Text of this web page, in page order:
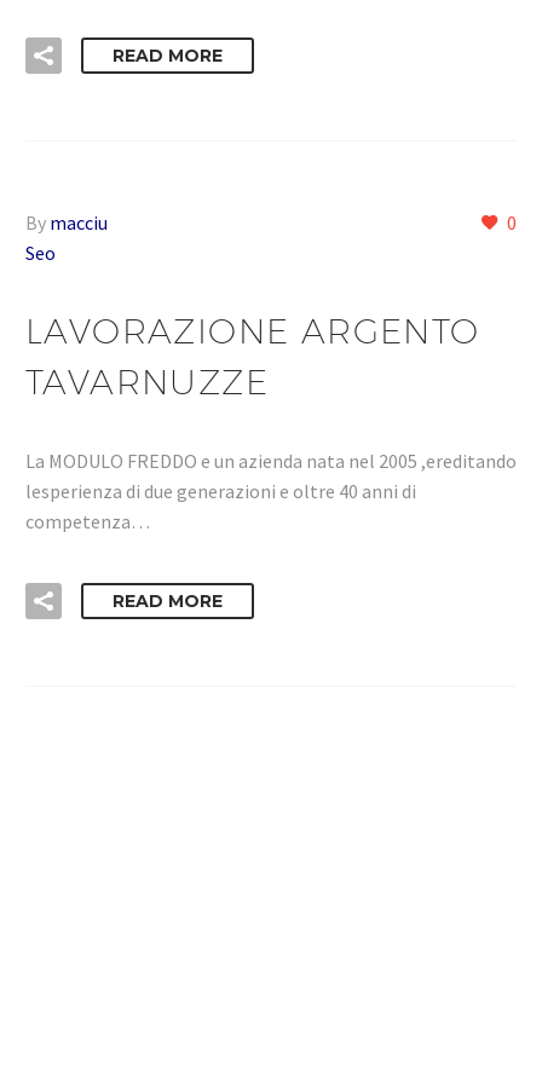
READ MORE
0
By macciu
Seo
LAVORAZIONE ARGENTO
TAVARNUZZE
La MODULO FREDDO e un azienda nata nel 2005 ,ereditando
lesperienza di due generazioni e oltre 40 anni di
competenza…
READ MORE